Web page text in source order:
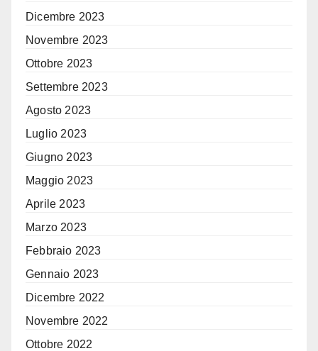
Dicembre 2023
Novembre 2023
Ottobre 2023
Settembre 2023
Agosto 2023
Luglio 2023
Giugno 2023
Maggio 2023
Aprile 2023
Marzo 2023
Febbraio 2023
Gennaio 2023
Dicembre 2022
Novembre 2022
Ottobre 2022